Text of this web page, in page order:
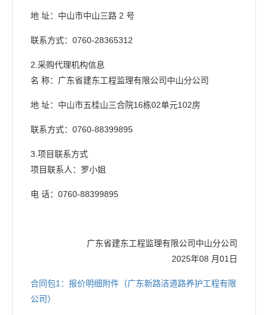
地 址：中山市中山三路 2 号
联系方式：0760-28365312
2.采购代理机构信息
名 称：广东省建东工程监理有限公司中山分公司
地 址：中山市五桂山三合院16栋02单元102房
联系方式：0760-88399895
3.项目联系方式
项目联系人：罗小姐
电 话：0760-88399895
广东省建东工程监理有限公司中山分公司
2025年08 月01日
合同包1：报价明细附件（广东新路洁道路养护工程有限
公司）